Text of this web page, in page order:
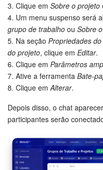
3. Clique em Sobre o projeto
4. Um menu suspenso será
grupo de trabalho ou Sobre
5. Na seção Propriedades
do projeto, clique em Editar.
6. Clique em Parâmetros
7. Ative a ferramenta Bate-
8. Clique emAlterar.
Depois disso, o chat
participantes serão